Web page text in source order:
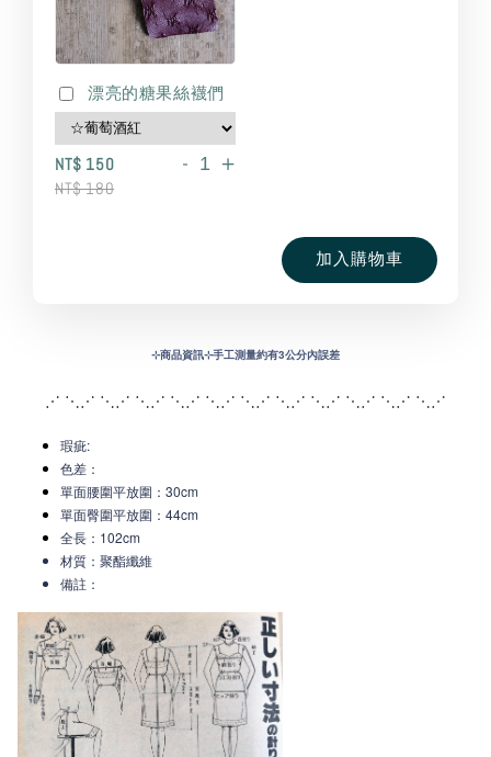
漂亮的糖果絲襪們
NT$ 150
NT$ 180
- +
加入購物車
⊹商品資訊⊹手工測量約有3公分內誤差
⋰ ⋱⋰ ⋱⋰ ⋱⋰ ⋱⋰ ⋱⋰ ⋱⋰ ⋱⋰ ⋱ ⋰ ⋱⋰ ⋱⋰ ⋱⋰
瑕疵:
色差：
單面腰圍平放圍：30cm
單面臀圍平放圍：44cm
全長：102cm
材質：聚酯纖維
備註：